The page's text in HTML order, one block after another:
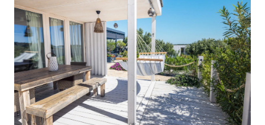
Zobacz więcej zdjęć (12)